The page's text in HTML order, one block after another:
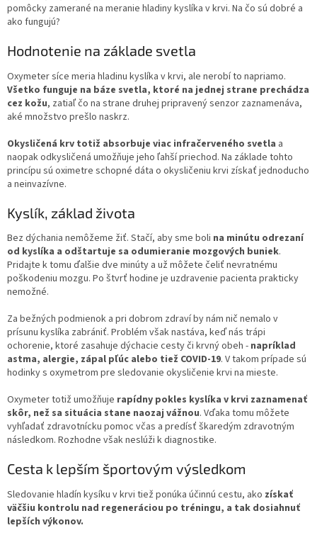
pomôcky zamerané na meranie hladiny kyslíka v krvi. Na čo sú dobré a
ako fungujú?
Hodnotenie na základe svetla
Oxymeter síce meria hladinu kyslíka v krvi, ale nerobí to napriamo.
Všetko funguje na báze svetla, ktoré na jednej strane prechádza
cez kožu, zatiaľ čo na strane druhej pripravený senzor zaznamenáva,
aké množstvo prešlo naskrz.
Okysličená krv totiž absorbuje viac infračerveného svetla a
naopak odkysličená umožňuje jeho ľahší priechod. Na základe tohto
princípu sú oximetre schopné dáta o okysličeniu krvi získať jednoducho
a neinvazívne.
Kyslík, základ života
Bez dýchania nemôžeme žiť. Stačí, aby sme boli na minútu odrezaní
od kyslíka a odštartuje sa odumieranie mozgových buniek.
Pridajte k tomu ďalšie dve minúty a už môžete čeliť nevratnému
poškodeniu mozgu. Po štvrť hodine je uzdravenie pacienta prakticky
nemožné.
Za bežných podmienok a pri dobrom zdraví by nám nič nemalo v
prísunu kyslíka zabrániť. Problém však nastáva, keď nás trápi
ochorenie, ktoré zasahuje dýchacie cesty či krvný obeh - napríklad
astma, alergie, zápal pľúc alebo tiež COVID-19. V takom prípade sú
hodinky s oxymetrom pre sledovanie okysličenie krvi na mieste.
Oxymeter totiž umožňuje rapídny pokles kyslíka v krvi zaznamenať
skôr, než sa situácia stane naozaj vážnou. Vďaka tomu môžete
vyhľadať zdravotnícku pomoc včas a predísť škaredým zdravotným
následkom. Rozhodne však neslúži k diagnostike.
Cesta k lepším športovým výsledkom
Sledovanie hladín kysíku v krvi tiež ponúka účinnú cestu, ako získať
väčšiu kontrolu nad regeneráciou po tréningu, a tak dosiahnuť
lepších výkonov.